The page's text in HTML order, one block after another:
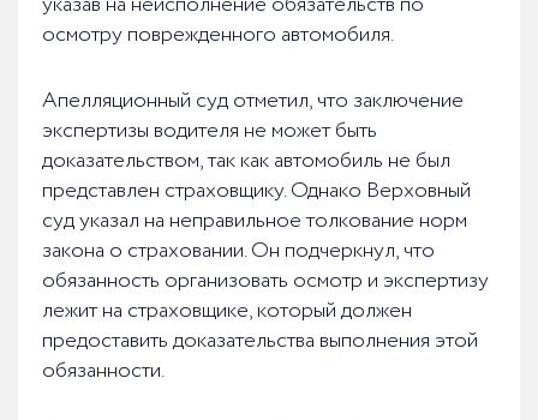
осмотру поврежденного автомобиля.
Апелляционный суд отметил, что заключение
экспертизы водителя не может быть
доказательством, так как автомобиль не был
представлен страховщику. Однако Верховный
суд указал на неправильное толкование норм
закона о страховании. Он подчеркнул, что
обязанность организовать осмотр и экспертизу
лежит на страховщике, который должен
предоставить доказательства выполнения этой
обязанности.